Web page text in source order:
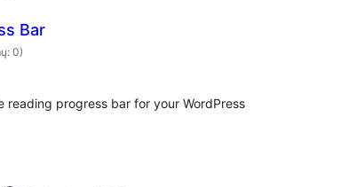
Bar
0)
progress bar for your WordPress